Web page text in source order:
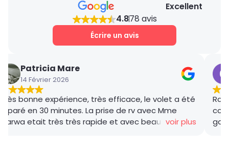
Excellent
4.878 avis
Écrire un avis
Patricia Mare
14 Février 2026
Très bonne expérience, très efficace, le volet a été
réparé en 30 minutes. La prise de rv avec Mme
Marwa etait très très rapide et avec beaucoup de
voir plus